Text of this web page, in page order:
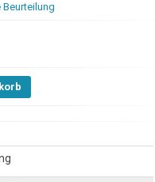
Beurteilung